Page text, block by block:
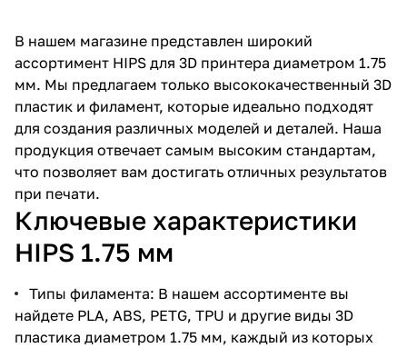
В нашем магазине представлен широкий
ассортимент HIPS для 3D принтера диаметром 1.75
мм. Мы предлагаем только высококачественный 3D
пластик и филамент, которые идеально подходят
для создания различных моделей и деталей. Наша
продукция отвечает самым высоким стандартам,
что позволяет вам достигать отличных результатов
при печати.
Ключевые характеристики
HIPS 1.75 мм
Типы филамента: В нашем ассортименте вы
найдете PLA, ABS, PETG, TPU и другие виды 3D
пластика диаметром 1.75 мм, каждый из которых